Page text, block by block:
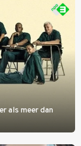
als meer dan